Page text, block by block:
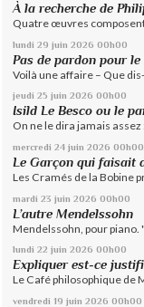
À la recherche de
Quatre œuvres
lundi 29 juin 2026 00h00
Pas de pardon pour le
Voilà une affaire – Que dis-
jeudi 25 juin 2026 00h00
Isild Le Besco ou le
On ne le dira jamais assez
mercredi 24 juin 2026 00h00
Le Garçon qui faisait
Les Cramés de la Bobine
mardi 23 juin 2026 00h00
L’autre Mendelssohn
Mendelssohn, pour piano.
lundi 22 juin 2026 00h00
Expliquer est-ce
Le Café philosophique de
vendredi 19 juin 2026 00h00